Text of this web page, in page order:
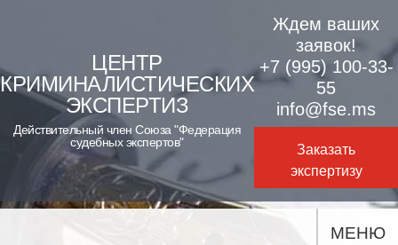
content
ЦЕНТР
КРИМИНАЛИСТИЧЕСКИХ
ЭКСПЕРТИЗ
Действительный член Союза "Федерация
судебных экспертов"
Ждем ваших
заявок!
+7 (995) 100-33-
55
info@fse.ms
Заказать
экспертизу
МЕНЮ